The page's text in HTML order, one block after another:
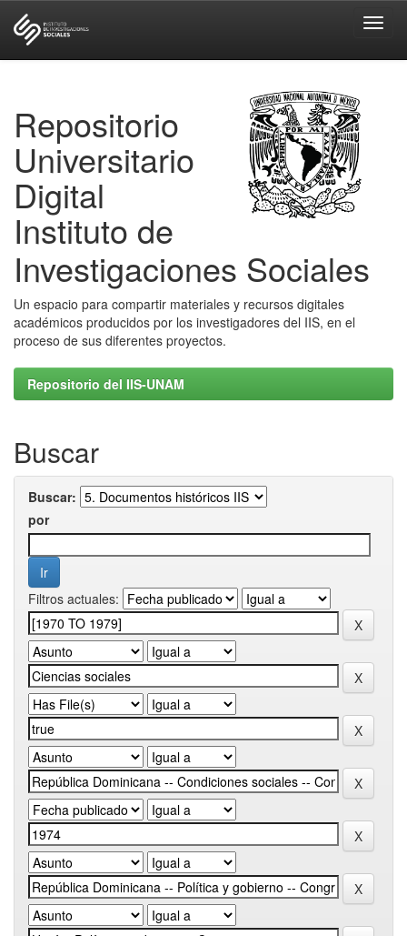
Repositorio
Universitario
Digital
Instituto de
Investigaciones Sociales
Un espacio para compartir materiales y recursos digitales
académicos producidos por los investigadores del IIS, en el
proceso de sus diferentes proyectos.
Repositorio del IIS-UNAM
Buscar
Buscar:
por
Filtros actuales: